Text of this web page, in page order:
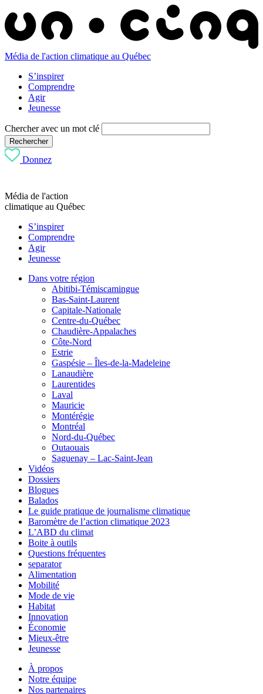
Média de l'action climatique au Québec
S’inspirer
Comprendre
Agir
Jeunesse
Chercher avec un mot clé
Rechercher
Donnez
Média de l'action
climatique au Québec
S’inspirer
Comprendre
Agir
Jeunesse
Dans votre région
Abitibi-Témiscamingue
Bas-Saint-Laurent
Capitale-Nationale
Centre-du-Québec
Chaudière-Appalaches
Côte-Nord
Estrie
Gaspésie – Îles-de-la-Madeleine
Lanaudière
Laurentides
Laval
Mauricie
Montérégie
Montréal
Nord-du-Québec
Outaouais
Saguenay – Lac-Saint-Jean
Vidéos
Dossiers
Blogues
Balados
Le guide pratique de journalisme climatique
Baromètre de l’action climatique 2023
L’ABD du climat
Boite à outils
Questions fréquentes
separator
Alimentation
Mobilité
Mode de vie
Habitat
Innovation
Économie
Mieux-être
Jeunesse
À propos
Notre équipe
Nos partenaires